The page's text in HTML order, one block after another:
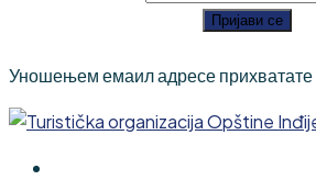
Пријави се
Уношењем емаил адресе